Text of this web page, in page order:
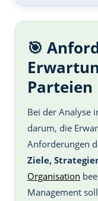
🎯
Parteien
Bei der Analyse
darum, die
Anforderungen
Ziele,
Organisation
Management